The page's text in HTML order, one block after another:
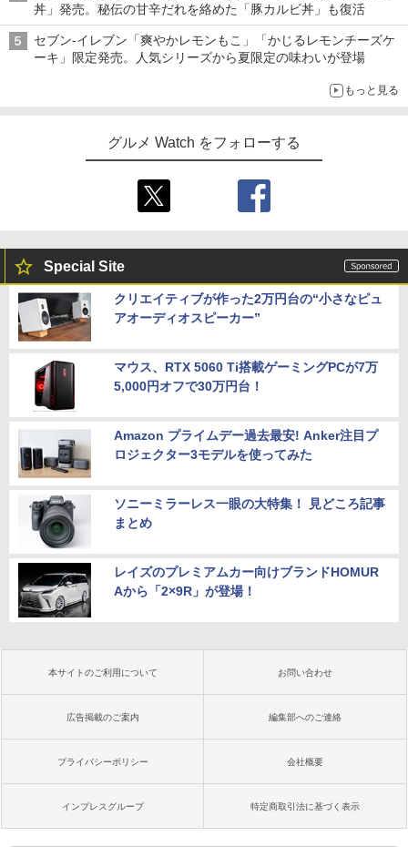
丼」発売。秘伝の甘辛だれを絡めた「豚カルビ丼」も復活
セブン-イレブン「爽やかレモンもこ」「かじるレモンチーズケ
ーキ」限定発売。人気シリーズから夏限定の味わいが登場
もっと見る
グルメ Watch をフォローする
Special Site
クリエイティブが作った2万円台の“小さなピュ
アオーディオスピーカー”
マウス、RTX 5060 Ti搭載ゲーミングPCが7万
5,000円オフで30万円台！
Amazon プライムデー過去最安! Anker注目プ
ロジェクター3モデルを使ってみた
ソニーミラーレス一眼の大特集！ 見どころ記事
まとめ
レイズのプレミアムカー向けブランドHOMUR
Aから「2×9R」が登場！
本サイトのご利用について お問い合わせ
広告掲載のご案内 編集部へのご連絡
プライバシーポリシー 会社概要
インプレスグループ 特定商取引法に基づく表示